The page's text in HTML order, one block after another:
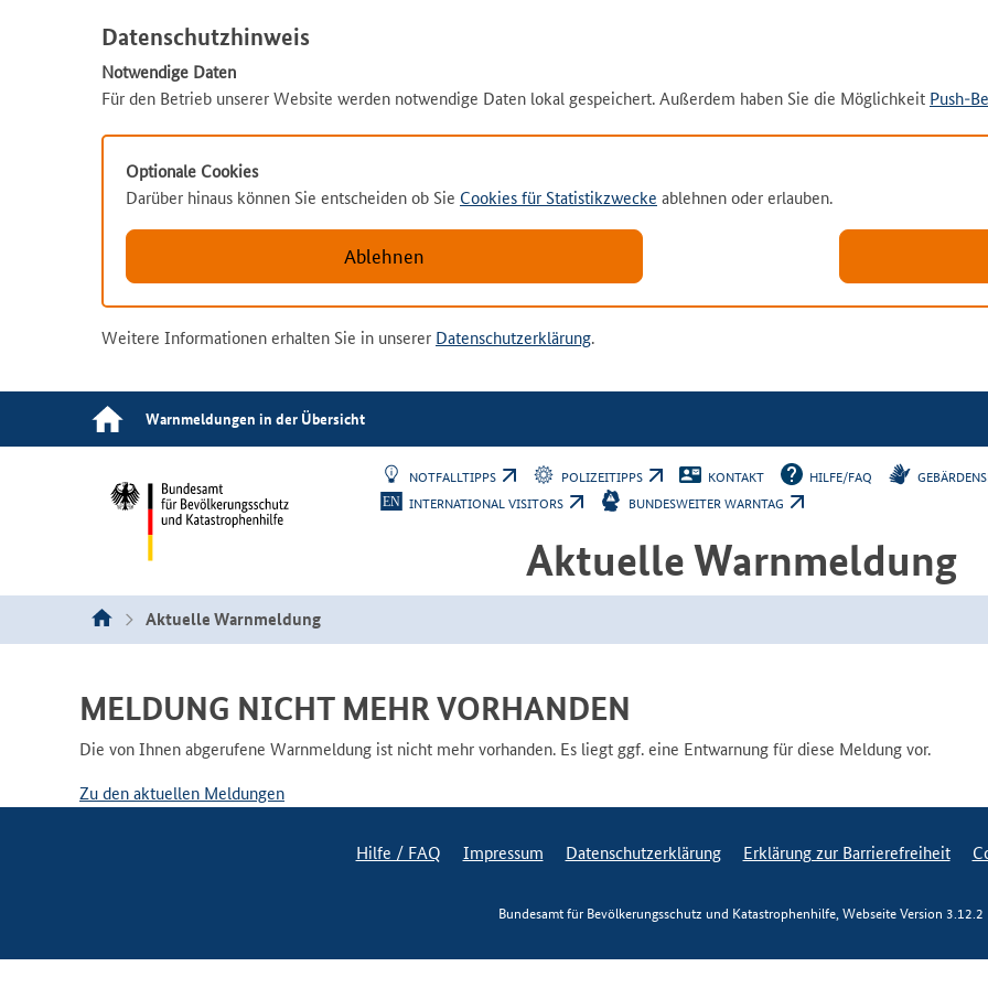
Datenschutzhinweis
Notwendige Daten
Für den Betrieb unserer Website werden notwendige Daten lokal gespeichert. Außerdem haben Sie die Möglichkeit Push-
Optionale Cookies
Darüber hinaus können Sie entscheiden ob Sie Cookies für Statistikzwecke ablehnen oder erlauben.
Ablehnen
Weitere Informationen erhalten Sie in unserer Datenschutzerklärung.
Warnmeldungen in der Übersicht
NOTFALLTIPPS POLIZEITIPPS KONTAKT HILFE/FAQ
INTERNATIONAL VISITORS
BUNDESWEITER WARNTAG
Aktuelle Warnmeldung
Aktuelle Warnmeldung
MELDUNG NICHT MEHR VORHANDEN
Die von Ihnen abgerufene Warnmeldung ist nicht mehr vorhanden. Es liegt ggf. eine Entwarnung für diese Meldung vor.
Zu den aktuellen Meldungen
Hilfe / FAQ Impressum Datenschutzerklärung Erklärung zur Barrierefreiheit
Bundesamt für Bevölkerungsschutz und Katastrophenhilfe, Webseite Version 3.12.2